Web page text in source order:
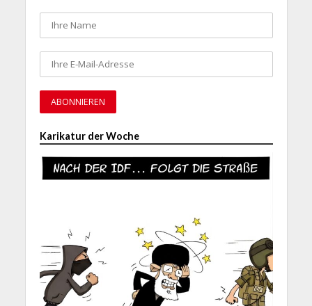
Karikatur der Woche